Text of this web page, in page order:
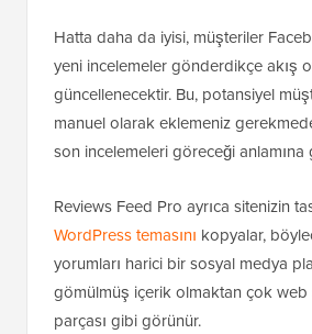
Hatta daha da iyisi, müşteriler
yeni incelemeler gönderdikçe akış
güncellenecektir. Bu, potansiyel
manuel olarak eklemeniz
son incelemeleri göreceği anlamına
Reviews Feed Pro ayrıca sitenizin
WordPress temasını kopyalar,
yorumları harici bir sosyal medya
gömülmüş içerik olmaktan çok
parçası gibi görünür.